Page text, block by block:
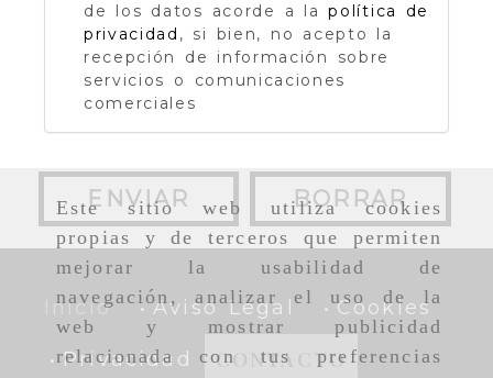
Este sitio web utiliza cookies
propias y de terceros que permiten
mejorar la usabilidad de
navegación, analizar el uso de la
web y mostrar publicidad
relacionada con tus preferencias
de los datos acorde a lapolítica de
privacidad , si bien, no acepto la
recepción de información sobre
servicios o comunicaciones
comerciales
ENVIAR BORRAR
Inicio Aviso Legal Cookies
Privacidad CONTACTO